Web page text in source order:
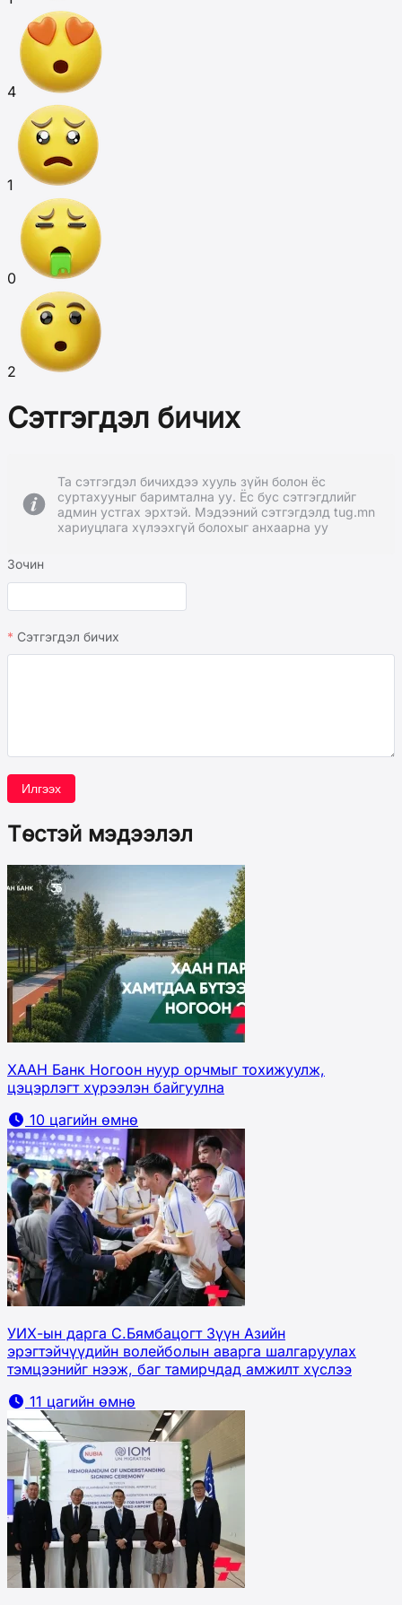
4
1
0
2
Сэтгэгдэл бичих
Та сэтгэгдэл бичихдээ хууль зүйн болон ёс
суртахууныг баримтална уу. Ёс бус сэтгэгдлийг
админ устгах эрхтэй. Мэдээний сэтгэгдэлд tug.mn
хариуцлага хүлээхгүй болохыг анхаарна уу
Зочин
Сэтгэгдэл бичих
Илгээх
Төстэй мэдээлэл
ХААН Банк Ногоон нуур орчмыг тохижуулж,
цэцэрлэгт хүрээлэн байгуулна
10 цагийн өмнө
УИХ-ын дарга С.Бямбацогт Зүүн Азийн
эрэгтэйчүүдийн волейболын аварга шалгаруулах
тэмцээнийг нээж, баг тамирчдад амжилт хүслээ
11 цагийн өмнө